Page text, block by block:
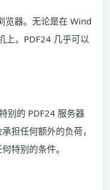
览器。无论是在 Wind
上，PDF24 几乎可以
别的 PDF24 服务器
担任何额外的负荷，
特别的条件。